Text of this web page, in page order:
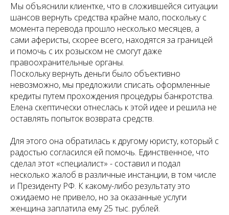
Мы объяснили клиентке, что в сложившейся ситуации
шансов вернуть средства крайне мало, поскольку с
момента перевода прошло несколько месяцев, а
сами аферисты, скорее всего, находятся за границей
и помочь с их розыском не смогут даже
правоохранительные органы.
Поскольку вернуть деньги было объективно
невозможно, мы предложили списать оформленные
кредиты путем прохождения процедуры банкротства.
Елена скептически отнеслась к этой идее и решила не
оставлять попыток возврата средств.
Для этого она обратилась к другому юристу, который с
радостью согласился ей помочь. Единственное, что
сделал этот «специалист» - составил и подал
несколько жалоб в различные инстанции, в том числе
и Президенту РФ. К какому-либо результату это
ожидаемо не привело, но за оказанные услуги
женщина заплатила ему 25 тыс. рублей.